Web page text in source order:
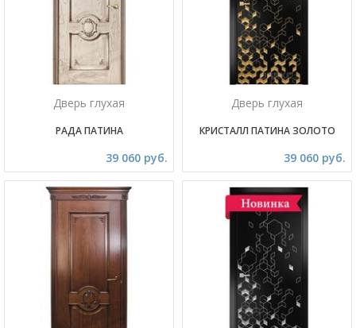
Дверь глухая
РАДА ПАТИНА
39 060 руб.
Дверь глухая
КРИСТАЛЛ ПАТИНА ЗОЛОТО
39 060 руб.